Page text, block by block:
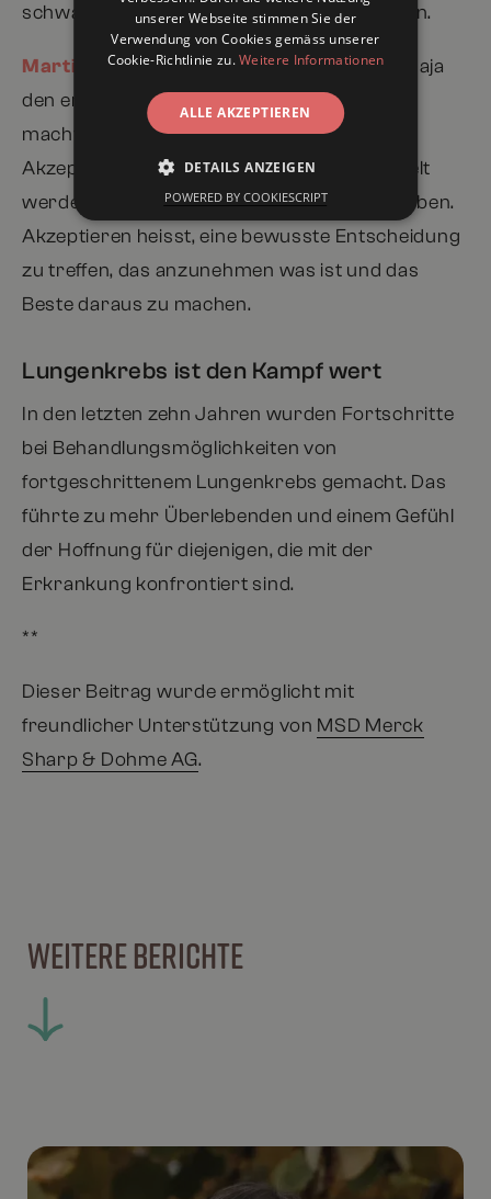
schwach ist, darf er das Steuer übernehmen.
Martin
: Eine wunderschöne Szene, in der Maja
den ersten Schritt zum Self-Empowerment
macht: Sie akzeptiert ihre Situation. Wobei
Akzeptanz nicht mit Resignation verwechselt
werden darf. Akzeptieren heisst nicht aufgeben.
Akzeptieren heisst, eine bewusste Entscheidung
zu treffen, das anzunehmen was ist und das
Beste daraus zu machen.
Lungenkrebs ist den Kampf wert
In den letzten zehn Jahren wurden Fortschritte
bei Behandlungsmöglichkeiten von
fortgeschrittenem Lungenkrebs gemacht. Das
führte zu mehr Überlebenden und einem Gefühl
der Hoffnung für diejenigen, die mit der
Erkrankung konfrontiert sind.
**
Dieser Beitrag wurde ermöglicht mit
freundlicher Unterstützung von MSD Merck
Sharp & Dohme AG.
WEITERE BERICHTE
unserer Webseite stimmen Sie der
Verwendung von Cookies gemäss unserer
Cookie-Richtlinie zu.Weitere Informationen
ALLE AKZEPTIEREN
DETAILS ANZEIGEN
POWERED BY COOKIESCRIPT